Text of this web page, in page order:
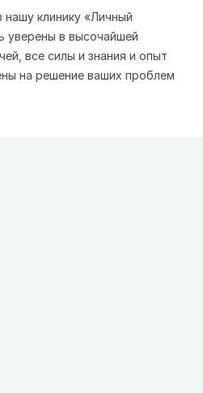
клинику «Личный
уверены в высочайшей
все силы и знания и опыт
на решение ваших проблем